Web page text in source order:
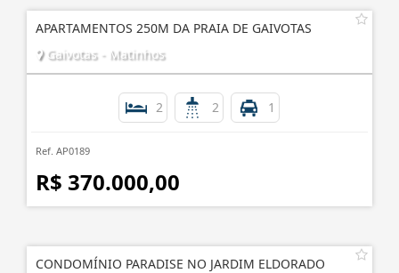
APARTAMENTOS 250M DA PRAIA DE GAIVOTAS
Gaivotas - Matinhos
2 2 1
Ref. AP0189
R$ 370.000,00
CONDOMÍNIO PARADISE NO JARDIM ELDORADO